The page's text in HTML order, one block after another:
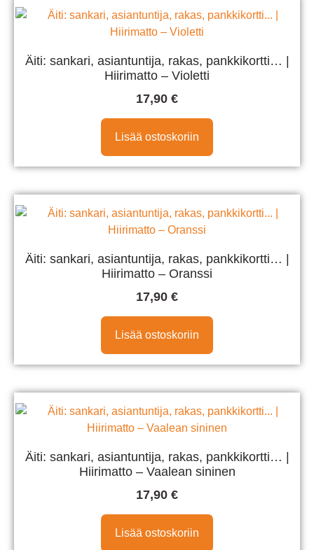
Äiti: sankari, asiantuntija, rakas, pankkikortti… |
Hiirimatto – Violetti
17,90 €
Lisää ostoskoriin
Äiti: sankari, asiantuntija, rakas, pankkikortti… |
Hiirimatto – Oranssi
17,90 €
Lisää ostoskoriin
Äiti: sankari, asiantuntija, rakas, pankkikortti… |
Hiirimatto – Vaalean sininen
17,90 €
Lisää ostoskoriin